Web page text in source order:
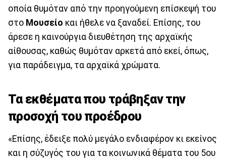
οποία θυμόταν από την προηγούμενη επίσκεψή του
στο Μουσείο και ήθελε να ξαναδεί. Επίσης, του
άρεσε η καινούργια διευθέτηση της αρχαϊκής
αίθουσας, καθώς θυμόταν αρκετά από εκεί, όπως,
για παράδειγμα, τα αρχαϊκά χρώματα.
Τα εκθέματα που τράβηξαν την
προσοχή του προέδρου
«Επίσης, έδειξε πολύ μεγάλο ενδιαφέρον κι εκείνος
και η σύζυγός του για τα κοινωνικά θέματα του 5ου